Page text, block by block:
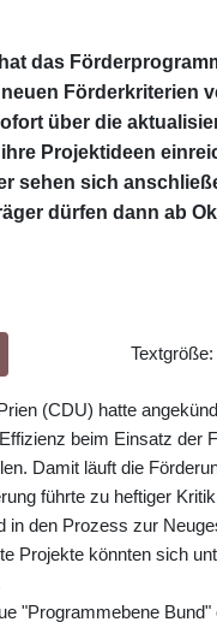
das
Förderkriterien
über die
Projektideen
sehen sich
dürfen dann ab
Textgröße:
(CDU) hatte
beim Einsatz der
Damit läuft die
führte zu heftiger
den Prozess zur
Projekte könnten sich
"Programmebene